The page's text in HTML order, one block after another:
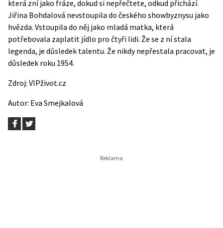
která zní jako fráze, dokud si nepřečtete, odkud přichází.
Jiřina Bohdalová nevstoupila do českého showbyznysu jako
hvězda. Vstoupila do něj jako mladá matka, která
potřebovala zaplatit jídlo pro čtyři lidi. Že se z ní stala
legenda, je důsledek talentu. Že nikdy nepřestala pracovat, je
důsledek roku 1954.
Zdroj: VIPživot.cz
Autor: Eva Smejkalová